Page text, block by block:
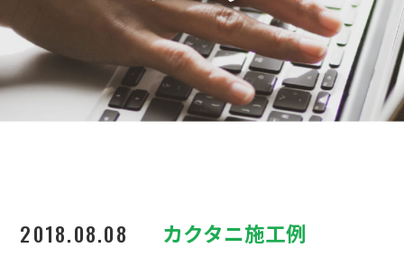
お客様の声
カクタニのこだわり
会社概要
2018.08.08 カクタニ施工例